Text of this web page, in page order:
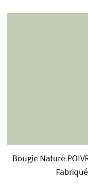
Bougie Nature